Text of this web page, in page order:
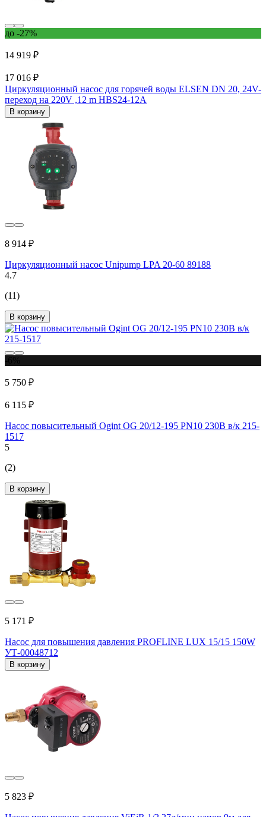
до -27%
14 919 ₽
17 016 ₽
Циркуляционный насос для горячей воды ELSEN DN 20, 24V-
переход на 220V ,12 m HBS24-12А
В корзину
8 914 ₽
Циркуляционный насос Unipump LPA 20-60 89188
4.7
(11)
В корзину
5 750 ₽
6 115 ₽
Насос повысительный Ogint OG 20/12-195 PN10 230В в/к 215-
1517
5
(2)
В корзину
5 171 ₽
Насос для повышения давления PROFLINE LUX 15/15 150W
УТ-00048712
В корзину
5 823 ₽